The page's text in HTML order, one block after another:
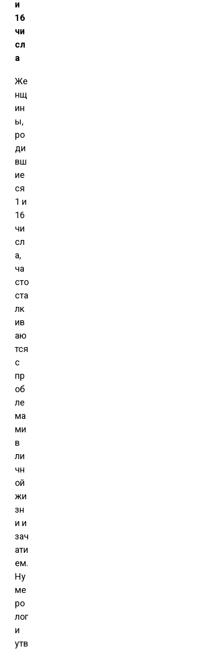
и
16
чи
сл
а
Же
нщ
ин
ы,
ро
ди
вш
ие
ся
1 и
16
чи
сл
а,
ча
сто
ста
лк
ив
аю
тся
с
пр
об
ле
ма
ми
в
ли
чн
ой
жи
зн
и и
зач
ати
ем.
Ну
ме
ро
лог
и
утв